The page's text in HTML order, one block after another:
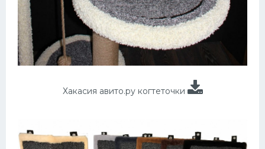
Хакасия авито.ру когтеточки